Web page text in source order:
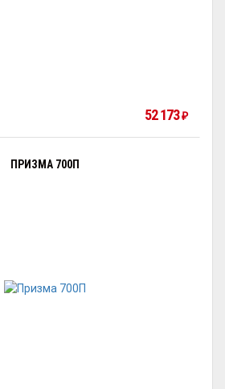
52 173₽
ПРИЗМА 700П